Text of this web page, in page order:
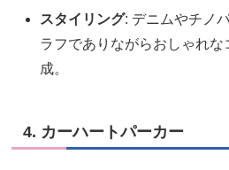
スタイリング: デニムやチノ
ラフでありながらおしゃれ
成。
4. カーハートパーカー